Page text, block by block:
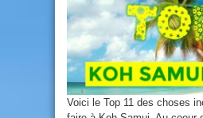
Voici le Top 11 des choses